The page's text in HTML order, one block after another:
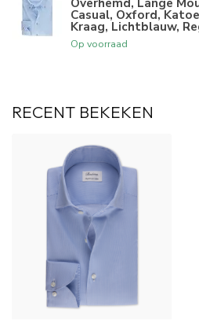
Casual, Oxford,
Kraag, Lichtblauw,
Op voorraad
RECENT BEKEKEN